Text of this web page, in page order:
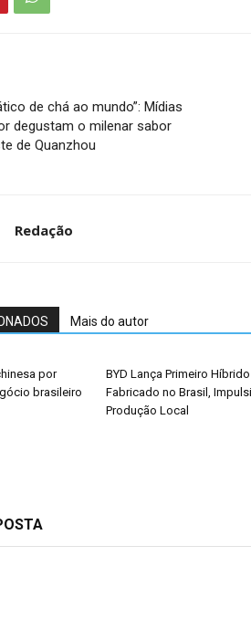
de chá ao mundo”: Mídias
degustam o milenar sabor
de Quanzhou
Redação
Mais do autor
por
brasileiro
BYD Lança Primeiro
Fabricado no Brasil,
Produção Local